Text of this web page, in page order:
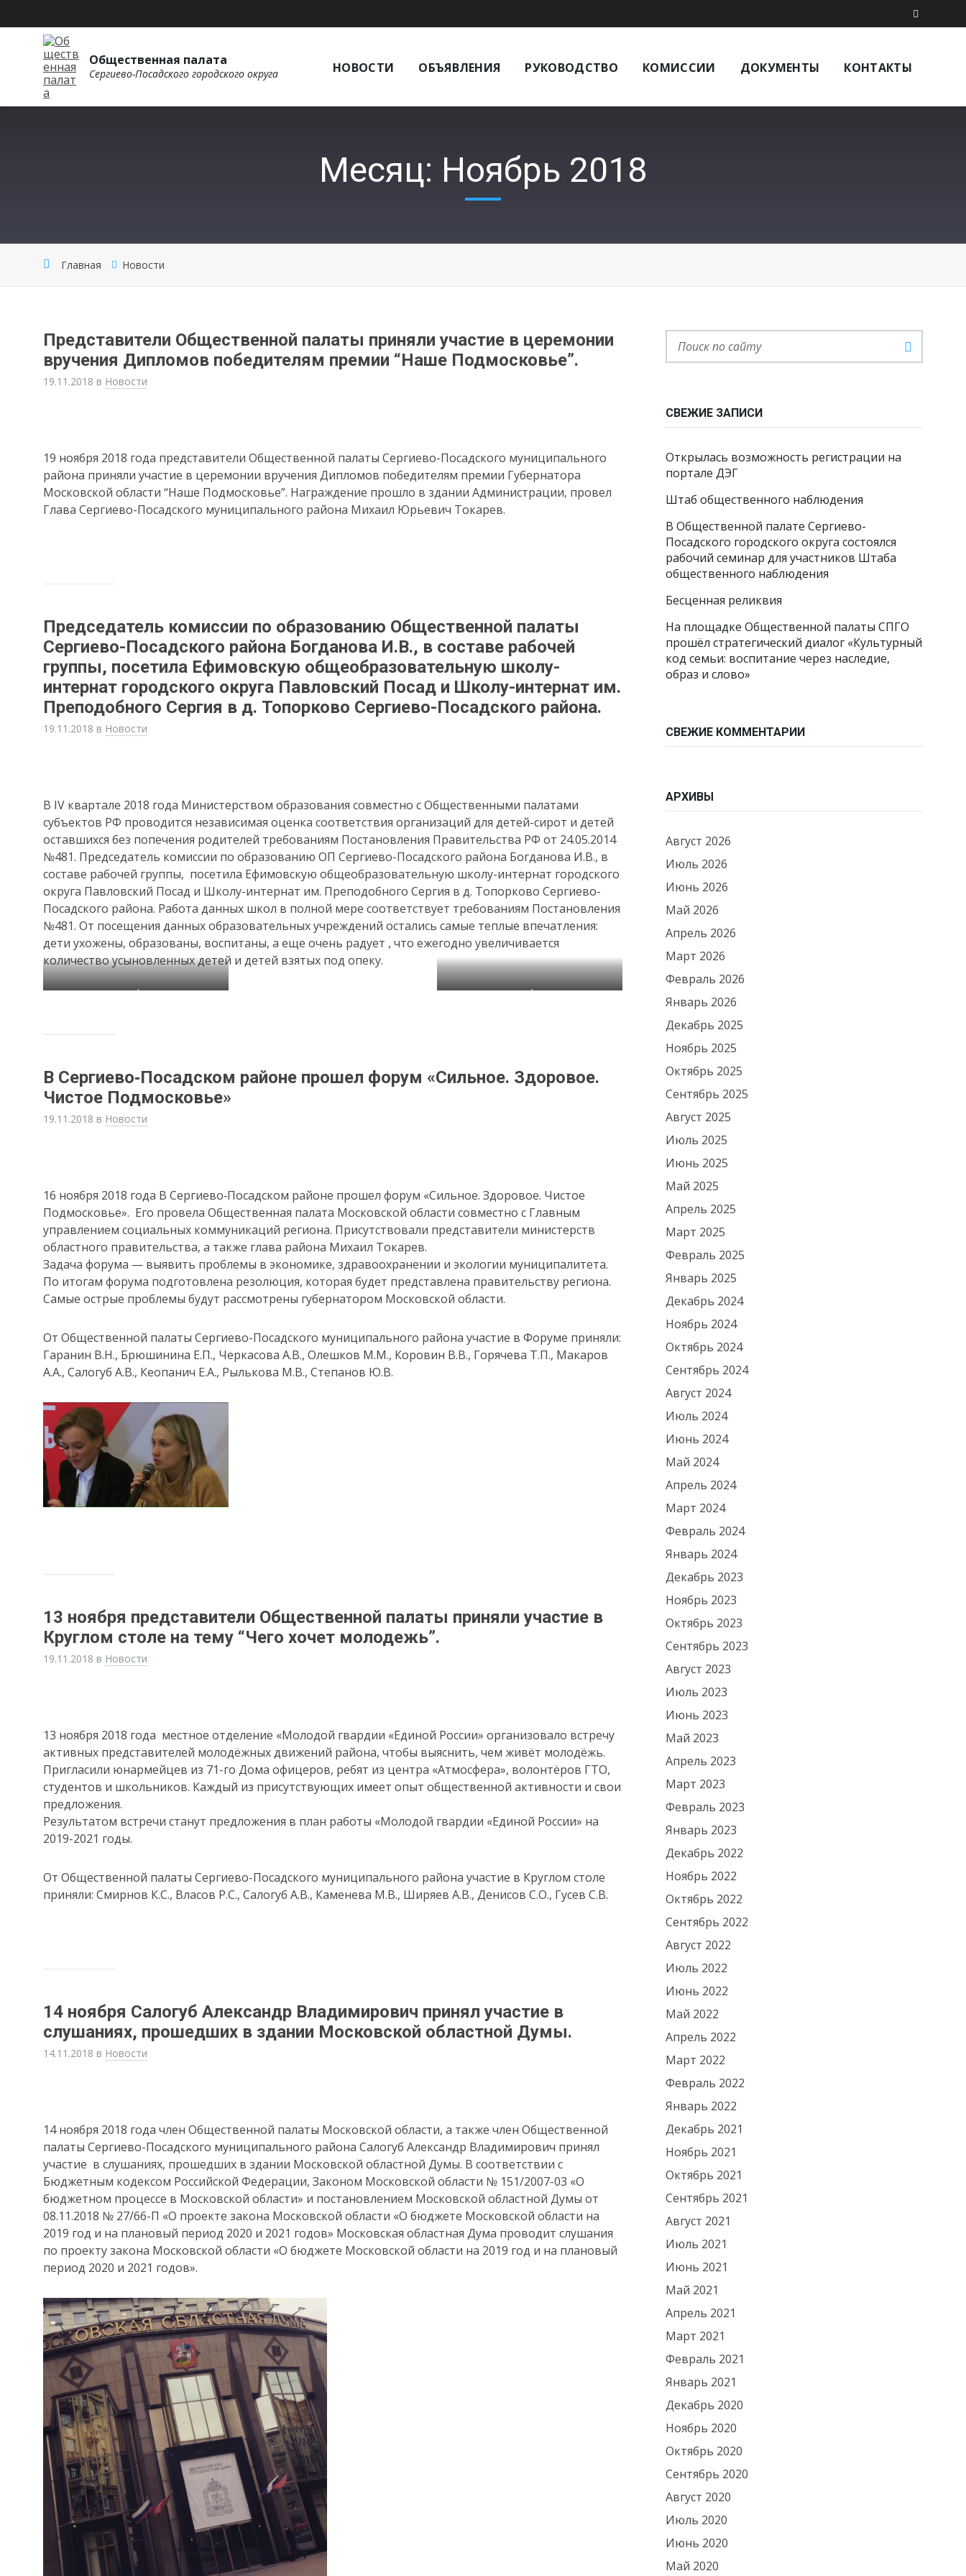
Общественная палата
Сергиево-Посадского городского округа НОВОСТИ ОБЪЯВЛЕНИЯ РУКОВОДСТВО КОМИССИИ ДОКУМЕНТЫ КОНТАКТЫ
Месяц: Ноябрь 2018
Главная Новости
Представители Общественной палаты приняли участие в церемонии
вручения Дипломов победителям премии “Наше Подмосковье”.
19.11.2018 в Новости
19 ноября 2018 года представители Общественной палаты Сергиево-Посадского муниципального
района приняли участие в церемонии вручения Дипломов победителям премии Губернатора
Московской области “Наше Подмосковье”. Награждение прошло в здании Администрации, провел
Глава Сергиево-Посадского муниципального района Михаил Юрьевич Токарев.
Председатель комиссии по образованию Общественной палаты
Сергиево-Посадского района Богданова И.В., в составе рабочей
группы, посетила Ефимовскую общеобразовательную школу-
интернат городского округа Павловский Посад и Школу-интернат им.
Преподобного Сергия в д. Топорково Сергиево-Посадского района.
19.11.2018 в Новости
В IV квартале 2018 года Министерством образования совместно с Общественными палатами
субъектов РФ проводится независимая оценка соответствия организаций для детей-сирот и детей
оставшихся без попечения родителей требованиям Постановления Правительства РФ от 24.05.2014
№481. Председатель комиссии по образованию ОП Сергиево-Посадского района Богданова И.В., в
составе рабочей группы, посетила Ефимовскую общеобразовательную школу-интернат городского
округа Павловский Посад и Школу-интернат им. Преподобного Сергия в д. Топорково Сергиево-
Посадского района. Работа данных школ в полной мере соответствует требованиям Постановления
№481. От посещения данных образовательных учреждений остались самые теплые впечатления:
дети ухожены, образованы, воспитаны, а еще очень радует , что ежегодно увеличивается
количество усыновленных детей и детей взятых под опеку.
sdr sdr
В Сергиево‐Посадском районе прошел форум «Сильное. Здоровое.
Чистое Подмосковье»
19.11.2018 в Новости
16 ноября 2018 года В Сергиево‐Посадском районе прошел форум «Сильное. Здоровое. Чистое
Подмосковье». Его провела Общественная палата Московской области совместно с Главным
управлением социальных коммуникаций региона. Присутствовали представители министерств
областного правительства, а также глава района Михаил Токарев.
Задача форума — выявить проблемы в экономике, здравоохранении и экологии муниципалитета.
По итогам форума подготовлена резолюция, которая будет представлена правительству региона.
Самые острые проблемы будут рассмотрены губернатором Московской области.
От Общественной палаты Сергиево-Посадского муниципального района участие в Форуме приняли:
Гаранин В.Н., Брюшинина Е.П., Черкасова А.В., Олешков М.М., Коровин В.В., Горячева Т.П., Макаров
А.А., Салогуб А.В., Кеопанич Е.А., Рылькова М.В., Степанов Ю.В.
13 ноября представители Общественной палаты приняли участие в
Круглом столе на тему “Чего хочет молодежь”.
19.11.2018 в Новости
13 ноября 2018 года местное отделение «Молодой гвардии «Единой России» организовало встречу
активных представителей молодёжных движений района, чтобы выяснить, чем живёт молодёжь.
Пригласили юнармейцев из 71-го Дома офицеров, ребят из центра «Атмосфера», волонтёров ГТО,
студентов и школьников. Каждый из присутствующих имеет опыт общественной активности и свои
предложения.
Результатом встречи станут предложения в план работы «Молодой гвардии «Единой России» на
2019-2021 годы.
От Общественной палаты Сергиево-Посадского муниципального района участие в Круглом столе
приняли: Смирнов К.С., Власов Р.С., Салогуб А.В., Каменева М.В., Ширяев А.В., Денисов С.О., Гусев С.В.
14 ноября Салогуб Александр Владимирович принял участие в
слушаниях, прошедших в здании Московской областной Думы.
14.11.2018 в Новости
14 ноября 2018 года член Общественной палаты Московской области, а также член Общественной
палаты Сергиево-Посадского муниципального района Салогуб Александр Владимирович принял
участие в слушаниях, прошедших в здании Московской областной Думы. В соответствии с
Бюджетным кодексом Российской Федерации, Законом Московской области № 151/2007-03 «О
бюджетном процессе в Московской области» и постановлением Московской областной Думы от
08.11.2018 № 27/66-П «О проекте закона Московской области «О бюджете Московской области на
2019 год и на плановый период 2020 и 2021 годов» Московская областная Дума проводит слушания
по проекту закона Московской области «О бюджете Московской области на 2019 год и на плановый
период 2020 и 2021 годов».
СВЕЖИЕ ЗАПИСИ
Открылась возможность регистрации на
портале ДЭГ
Штаб общественного наблюдения
В Общественной палате Сергиево-
Посадского городского округа состоялся
рабочий семинар для участников Штаба
общественного наблюдения
Бесценная реликвия
На площадке Общественной палаты СПГО
прошёл стратегический диалог «Культурный
код семьи: воспитание через наследие,
образ и слово»
СВЕЖИЕ КОММЕНТАРИИ
АРХИВЫ
Август 2026
Июль 2026
Июнь 2026
Май 2026
Апрель 2026
Март 2026
Февраль 2026
Январь 2026
Декабрь 2025
Ноябрь 2025
Октябрь 2025
Сентябрь 2025
Август 2025
Июль 2025
Июнь 2025
Май 2025
Апрель 2025
Март 2025
Февраль 2025
Январь 2025
Декабрь 2024
Ноябрь 2024
Октябрь 2024
Сентябрь 2024
Август 2024
Июль 2024
Июнь 2024
Май 2024
Апрель 2024
Март 2024
Февраль 2024
Январь 2024
Декабрь 2023
Ноябрь 2023
Октябрь 2023
Сентябрь 2023
Август 2023
Июль 2023
Июнь 2023
Май 2023
Апрель 2023
Март 2023
Февраль 2023
Январь 2023
Декабрь 2022
Ноябрь 2022
Октябрь 2022
Сентябрь 2022
Август 2022
Июль 2022
Июнь 2022
Май 2022
Апрель 2022
Март 2022
Февраль 2022
Январь 2022
Декабрь 2021
Ноябрь 2021
Октябрь 2021
Сентябрь 2021
Август 2021
Июль 2021
Июнь 2021
Май 2021
Апрель 2021
Март 2021
Февраль 2021
Январь 2021
Декабрь 2020
Ноябрь 2020
Октябрь 2020
Сентябрь 2020
Август 2020
Июль 2020
Июнь 2020
Май 2020